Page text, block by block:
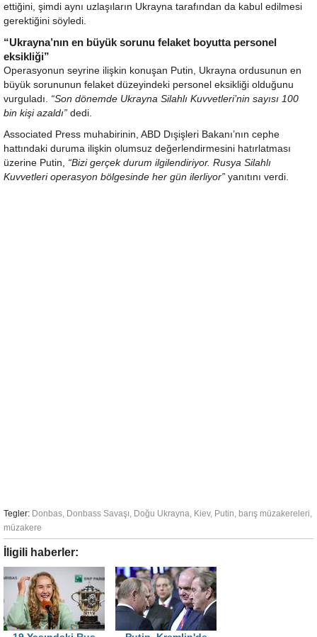
ettiğini, şimdi aynı uzlaşıların Ukrayna tarafından da kabul edilmesi
gerektiğini söyledi.
“Ukrayna’nın en büyük sorunu felaket boyutta personel
eksikliği”
Operasyonun seyrine ilişkin konuşan Putin, Ukrayna ordusunun en
büyük sorununun felaket düzeyindeki personel eksikliği olduğunu
vurguladı. “Son dönemde Ukrayna Silahlı Kuvvetleri’nin sayısı 100
bin kişi azaldı” dedi.
Associated Press muhabirinin, ABD Dışişleri Bakanı’nın cephe
hattındaki duruma ilişkin olumsuz değerlendirmesini hatırlatması
üzerine Putin, “Bizi gerçek durum ilgilendiriyor. Rusya Silahlı
Kuvvetleri operasyon bölgesinde her gün ilerliyor” yanıtını verdi.
Tegler: Donbas, Donbass Savaşı, Doğu Ukrayna, Kiev, Putin, barış müzakereleri,
müzakere
İligili haberler: